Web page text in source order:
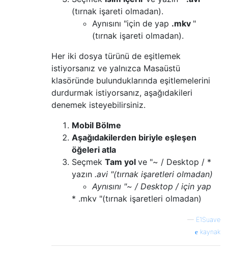
(tırnak işareti olmadan).
Aynısını "için de yap .mkv "
(tırnak işareti olmadan).
Her iki dosya türünü de eşitlemek
istiyorsanız ve yalnızca Masaüstü
klasöründe bulunduklarında eşitlemelerini
durdurmak istiyorsanız, aşağıdakileri
denemek isteyebilirsiniz.
Mobil Bölme
Aşağıdakilerden biriyle eşleşen
öğeleri atla
Seçmek Tam yol ve "~ / Desktop / *
yazın .avi "(tırnak işaretleri olmadan)
Aynısını "~ / Desktop / için yap
* .mkv "(tırnak işaretleri olmadan)
— E1Suave
kaynak